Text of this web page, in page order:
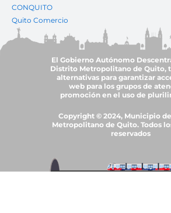
CONQUITO
Quito Comercio
El Gobierno Autónomo
Distrito Metropolitano de Quito,
alternativas para garantizar
web para los grupos de
promoción en el uso de
Copyright © 2024, Municipio
Metropolitano de Quito. Todos
reservados